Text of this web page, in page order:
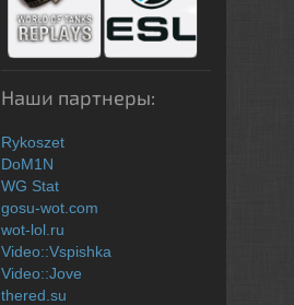
Наши партнеры:
Rykoszet
DoM1N
WG Stat
gosu-wot.com
wot-lol.ru
Video::Vspishka
Video::Jove
thered.su